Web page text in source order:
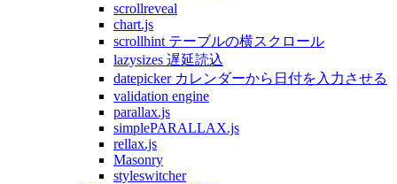
scrollreveal
chart.js
scrollhint テーブルの横スクロール
lazysizes 遅延読込
datepicker カレンダーから日付を入力させる
validation engine
parallax.js
simplePARALLAX.js
rellax.js
Masonry
styleswitcher